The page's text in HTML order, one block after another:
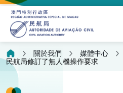
關於我們 媒體中心
民航局修訂了無人機操作要求